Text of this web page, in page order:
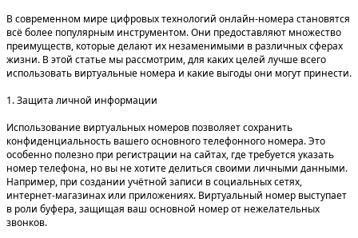
В современном мире цифровых технологий онлайн-номера становятся
всё более популярным инструментом. Они предоставляют множество
преимуществ, которые делают их незаменимыми в различных сферах
жизни. В этой статье мы рассмотрим, для каких целей лучше всего
использовать виртуальные номера и какие выгоды они могут принести.
1. Защита личной информации
Использование виртуальных номеров позволяет сохранить
конфиденциальность вашего основного телефонного номера. Это
особенно полезно при регистрации на сайтах, где требуется указать
номер телефона, но вы не хотите делиться своими личными данными.
Например, при создании учётной записи в социальных сетях,
интернет-магазинах или приложениях. Виртуальный номер выступает
в роли буфера, защищая ваш основной номер от нежелательных
звонков.